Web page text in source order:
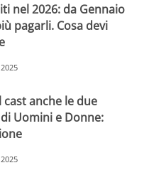
nel 2026: da Gennaio
pagarli. Cosa devi
cast anche le due
Uomini e Donne: